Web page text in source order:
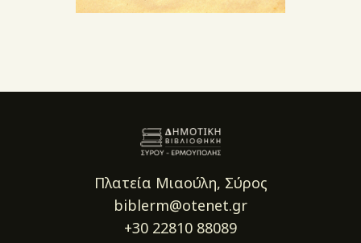
Πλατεία Μιαούλη, Σύρος
biblerm@otenet.gr
+30 22810 88089